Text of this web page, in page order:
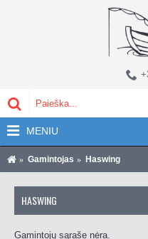
MENIU
Gamintojas Haswing
HASWING
Gamintojų sąraše nėra.